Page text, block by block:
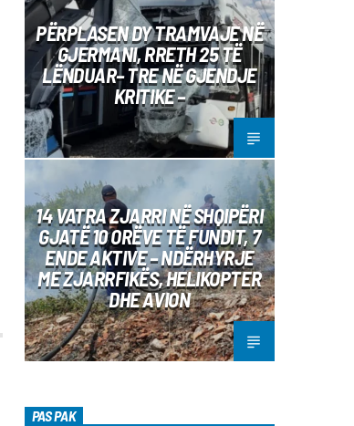
PËRPLASEN DY TRAMVAJE NË
GJERMANI, RRETH 25 TË
LËNDUAR– TRE NË GJENDJE
KRITIKE –
14 VATRA ZJARRI NË SHQIPËRI
GJATË 10 ORËVE TË FUNDIT, 7
ENDE AKTIVE – NDËRHYRJE
ME ZJARRFIKËS, HELIKOPTER
DHE AVION
PAS PAK